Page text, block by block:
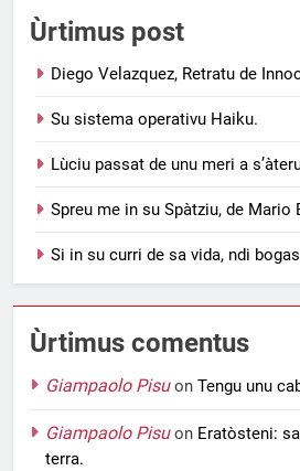
Ùrtimus post
Diego Velazquez, Retratu de
Su sistema operativu Haiku.
Lùciu passat de unu meri a
Spreu me in su Spàtziu, de Mario
Si in su curri de sa vida, ndi
Ùrtimus comentus
Giampaolo Pisuon Tengu unu
Giampaolo Pisuon Eratòsteni:
terra.